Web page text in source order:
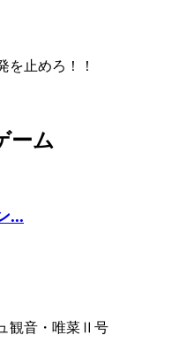
止めろ！！
ーム
...
観音・唯菜Ⅱ号